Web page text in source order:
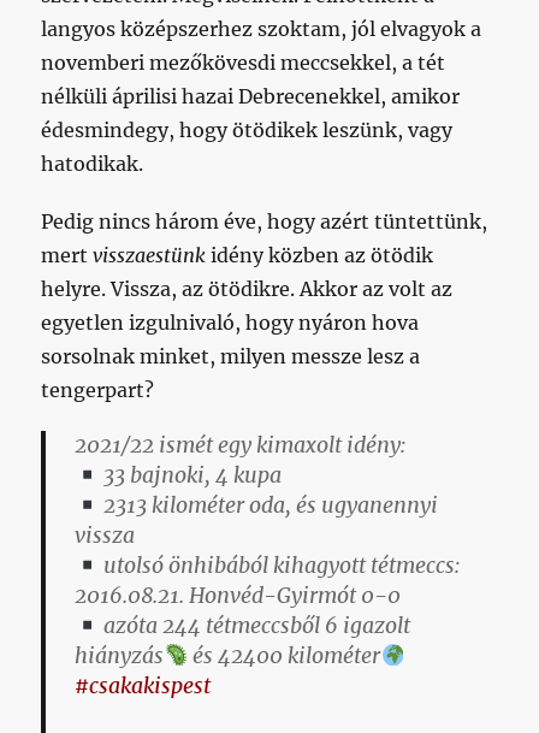
langyos középszerhez szoktam, jól elvagyok a
novemberi mezőkövesdi meccsekkel, a tét
nélküli áprilisi hazai Debrecenekkel, amikor
édesmindegy, hogy ötödikek leszünk, vagy
hatodikak.
Pedig nincs három éve, hogy azért tüntettünk,
mertvisszaestünk idény közben az ötödik
helyre. Vissza, az ötödikre. Akkor az volt az
egyetlen izgulnivaló, hogy nyáron hova
sorsolnak minket, milyen messze lesz a
tengerpart?
2021/22 ismét egy kimaxolt idény:
33 bajnoki, 4 kupa
2313 kilométer oda, és ugyanennyi
vissza
utolsó önhibából kihagyott tétmeccs:
2016.08.21. Honvéd-Gyirmót 0-0
azóta 244 tétmeccsből 6 igazolt
hiányzás
és 42400 kilométer
#csakakispest